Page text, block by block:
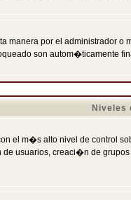
manera por el administrador
son autom�ticamente
Niveles
el m�s alto nivel de control
usuarios, creaci�n de